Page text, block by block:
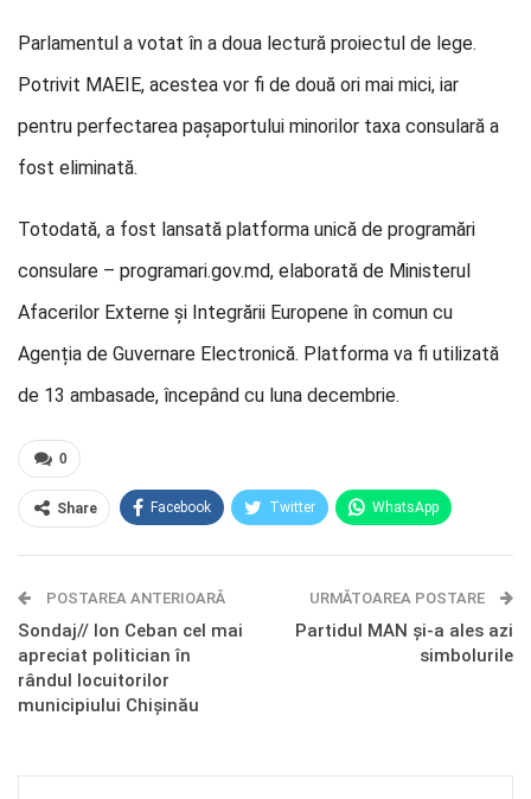
Parlamentul a votat în a doua lectură proiectul de lege.
Potrivit MAEIE, acestea vor fi de două ori mai mici, iar
pentru perfectarea pașaportului minorilor taxa consulară a
fost eliminată.
Totodată, a fost lansată platforma unică de programări
consulare – programari.gov.md, elaborată de Ministerul
Afacerilor Externe și Integrării Europene în comun cu
Agenția de Guvernare Electronică. Platforma va fi utilizată
de 13 ambasade, începând cu luna decembrie.
0
Share Facebook Twitter WhatsApp
Telegram OK.ru
POSTAREA ANTERIOARĂ
Sondaj// Ion Ceban cel mai
apreciat politician în
rândul locuitorilor
municipiului Chișinău
URMĂTOAREA POSTARE
Partidul MAN și-a ales azi
simbolurile